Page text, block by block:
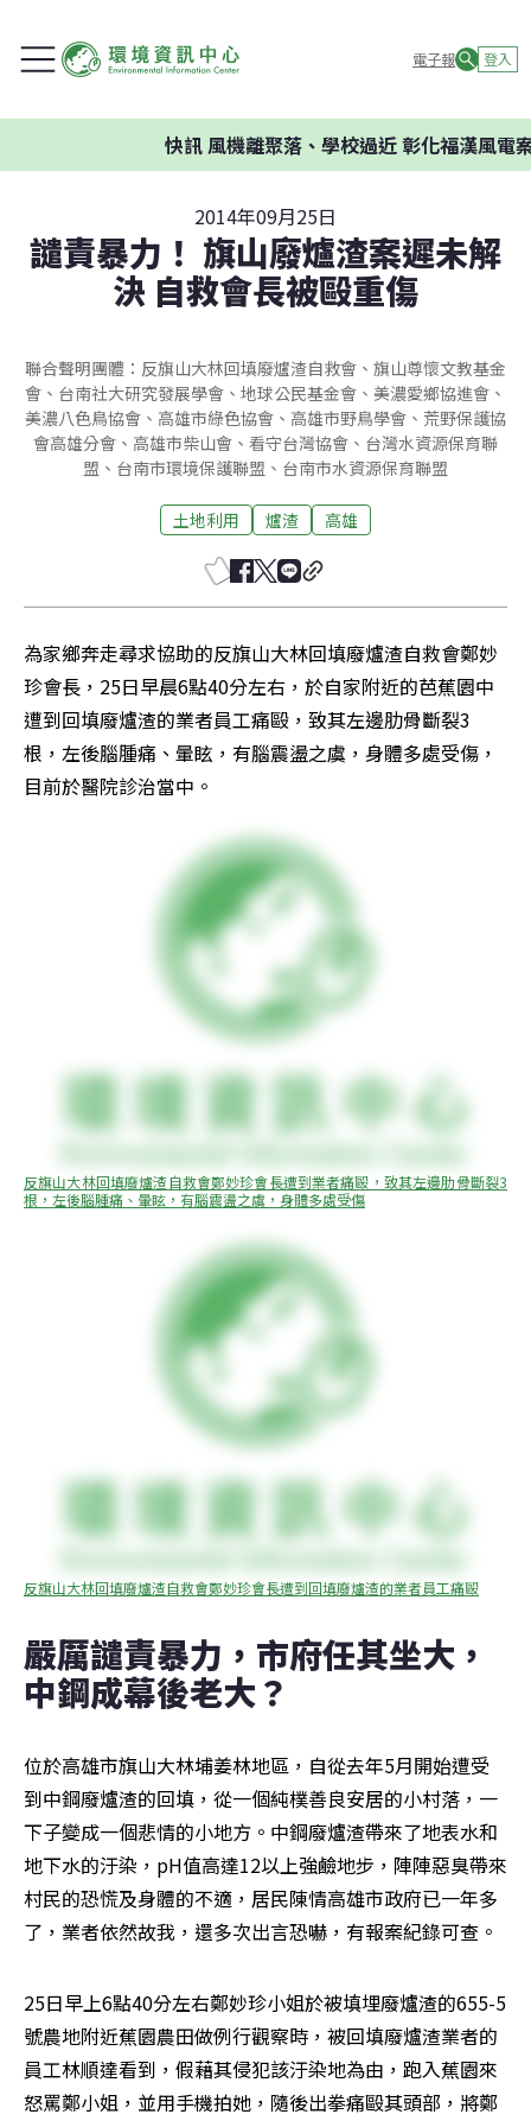
電子報 登入
快訊風機離聚落、學校過近 彰化福漢風電案
2014年09月25日
譴責暴力！ 旗山廢爐渣案遲未解
決 自救會長被毆重傷
聯合聲明團體：反旗山大林回填廢爐渣自救會、旗山尊懷文教基金
會、台南社大研究發展學會、地球公民基金會、美濃愛鄉協進會、
美濃八色鳥協會、高雄市綠色協會、高雄市野鳥學會、荒野保護協
會高雄分會、高雄市柴山會、看守台灣協會、台灣水資源保育聯
盟、台南市環境保護聯盟、台南市水資源保育聯盟
土地利用 爐渣 高雄
為家鄉奔走尋求協助的反旗山大林回填廢爐渣自救會鄭妙
珍會長，25日早晨6點40分左右，於自家附近的芭蕉園中
遭到回填廢爐渣的業者員工痛毆，致其左邊肋骨斷裂3
根，左後腦腫痛、暈眩，有腦震盪之虞，身體多處受傷，
目前於醫院診治當中。
反旗山大林回填廢爐渣自救會鄭妙珍會長遭到業者痛毆，致其左邊肋骨斷裂3
根，左後腦腫痛、暈眩，有腦震盪之虞，身體多處受傷
反旗山大林回填廢爐渣自救會鄭妙珍會長遭到回填廢爐渣的業者員工痛毆
嚴厲譴責暴力，市府任其坐大，
中鋼成幕後老大？
位於高雄市旗山大林埔姜林地區，自從去年5月開始遭受
到中鋼廢爐渣的回填，從一個純樸善良安居的小村落，一
下子變成一個悲情的小地方。中鋼廢爐渣帶來了地表水和
地下水的汙染，pH值高達12以上強鹼地步，陣陣惡臭帶來
村民的恐慌及身體的不適，居民陳情高雄市政府已一年多
了，業者依然故我，還多次出言恐嚇，有報案紀錄可查。
25日早上6點40分左右鄭妙珍小姐於被填埋廢爐渣的655-5
號農地附近蕉園農田做例行觀察時，被回填廢爐渣業者的
員工林順達看到，假藉其侵犯該汙染地為由，跑入蕉園來
怒罵鄭小姐，並用手機拍她，隨後出拳痛毆其頭部，將鄭